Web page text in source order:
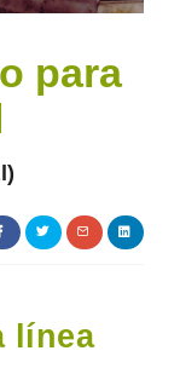
para
línea